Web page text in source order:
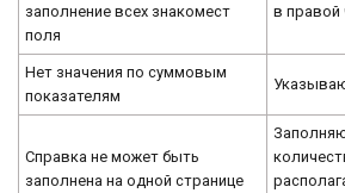
заполнение всех знакомест
поля
в правой
Нет значения по суммовым
показателям
Справка не может быть
заполнена на одной странице